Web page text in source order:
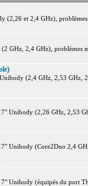
(2,26 et 2,4 GHz),
GHz, 2,4 GHz), problèmes
(2,4 GHz, 2,53 GHz,
Unibody (2,26 GHz, 2,53
Unibody (Core2Duo 2,4
Unibody (équipés du port